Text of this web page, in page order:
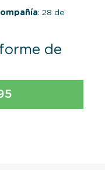
: 28 de
de